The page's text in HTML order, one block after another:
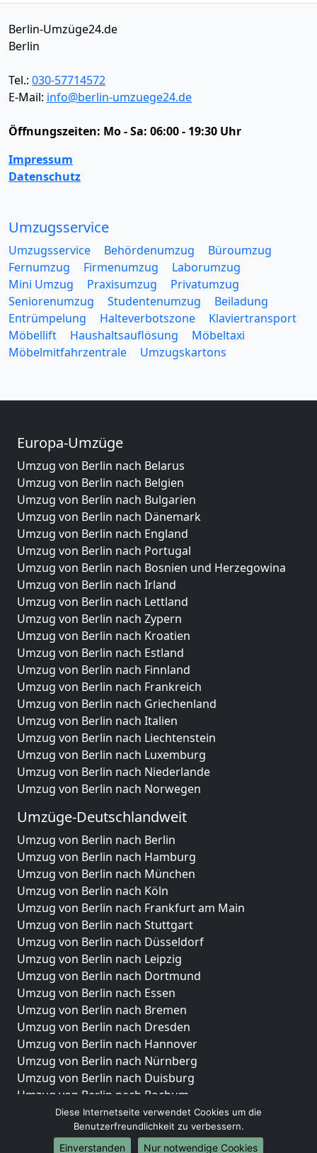
Berlin-Umzüge24.de
Berlin
Tel.: 030-57714572
E-Mail: info@berlin-umzuege24.de
Öffnungszeiten: Mo - Sa: 06:00 - 19:30 Uhr
Impressum
Datenschutz
Umzugsservice
Umzugsservice Behördenumzug
Büroumzug
Fernumzug
Firmenumzug
Laborumzug
Mini Umzug
Praxisumzug
Privatumzug
Seniorenumzug
Studentenumzug
Beiladung
Entrümpelung
Halteverbotszone
Klaviertransport
Möbellift
Haushaltsauflösung
Möbeltaxi
Möbelmitfahrzentrale
Umzugskartons
Europa-Umzüge
Umzug von Berlin nach Belarus
Umzug von Berlin nach Belgien
Umzug von Berlin nach Bulgarien
Umzug von Berlin nach Dänemark
Umzug von Berlin nach England
Umzug von Berlin nach Portugal
Umzug von Berlin nach Bosnien und Herzegowina
Umzug von Berlin nach Irland
Umzug von Berlin nach Lettland
Umzug von Berlin nach Zypern
Umzug von Berlin nach Kroatien
Umzug von Berlin nach Estland
Umzug von Berlin nach Finnland
Umzug von Berlin nach Frankreich
Umzug von Berlin nach Griechenland
Umzug von Berlin nach Italien
Umzug von Berlin nach Liechtenstein
Umzug von Berlin nach Luxemburg
Umzug von Berlin nach Niederlande
Umzug von Berlin nach Norwegen
Umzüge-Deutschlandweit
Umzug von Berlin nach Berlin
Umzug von Berlin nach Hamburg
Umzug von Berlin nach München
Umzug von Berlin nach Köln
Umzug von Berlin nach Frankfurt am Main
Umzug von Berlin nach Stuttgart
Umzug von Berlin nach Düsseldorf
Umzug von Berlin nach Leipzig
Umzug von Berlin nach Dortmund
Umzug von Berlin nach Essen
Umzug von Berlin nach Bremen
Umzug von Berlin nach Dresden
Umzug von Berlin nach Hannover
Umzug von Berlin nach Nürnberg
Umzug von Berlin nach Duisburg
Umzug von Berlin nach Bochum
Umzug von Berlin nach Wuppertal
Umzug von Berlin nach Bielefeld
Umzug von Berlin nach Bonn
Diese Internetseite verwendet Cookies um die
Benutzerfreundlichkeit zu verbessern.
Einverstanden
Nur notwendige Cookies